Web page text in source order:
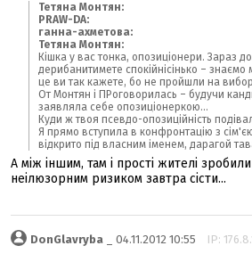
Тетяна Монтян:
PRAW-DA:
ганна-ахметова:
Тетяна Монтян:
Кішка у вас тонка, опозиціонери. Зараз
дерибанитимете спокійнісінько – знаємо
це ви так кажете, бо не пройшли на
От Монтян і ПРоговорилась – будучи
заявляла себе опозиціонеркою...
Куди ж твоя псевдо-опозиційність
Я прямо вступила в конфронтацію з
відкрито під власним іменем, дарагой
А між іншим, там і прості жителі
неілюзорним ризиком завтра сісти...
DonGlavryba _ 04.11.2012 10:55 IP: